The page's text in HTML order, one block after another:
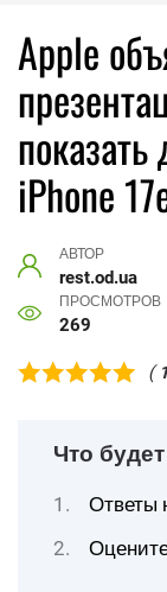
Apple
iPhone
АВТОР
rest.od.ua
ПРОСМОТРОВ
269
(
Что
Ответы